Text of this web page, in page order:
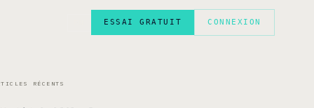
ESSAI GRATUIT CONNEXION
RÉCENTS